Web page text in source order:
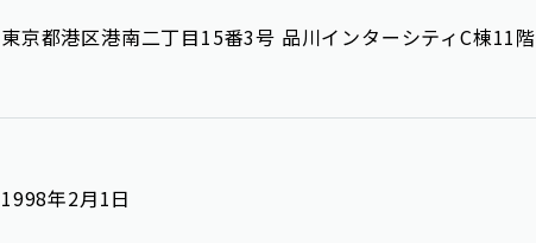
東京都港区港南二丁目15番3号 品川インターシティC棟11階
1998年2月1日